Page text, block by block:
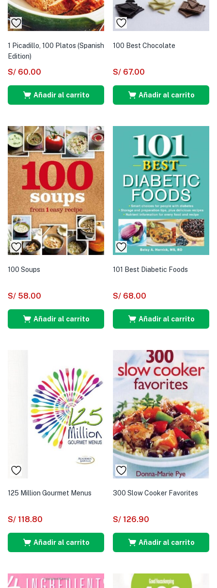
1 Picadillo, 100 Platos (Spanish
Edition)
S/ 60.00
Añadir al carrito
100 Best Chocolate
S/ 67.00
Añadir al carrito
100 Soups
S/ 58.00
Añadir al carrito
101 Best Diabetic Foods
S/ 68.00
Añadir al carrito
125 Million Gourmet Menus
S/ 118.80
Añadir al carrito
300 Slow Cooker Favorites
S/ 126.90
Añadir al carrito